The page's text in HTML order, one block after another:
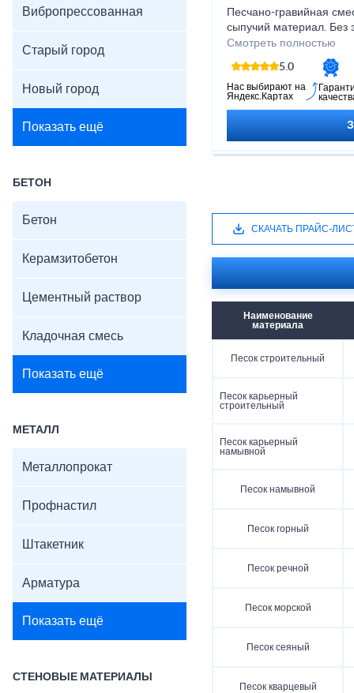
Вибропрессованная
Старый город
Новый город
Показать ещё
БЕТОН
Бетон
Керамзитобетон
Цементный раствор
Кладочная смесь
Показать ещё
МЕТАЛЛ
Металлопрокат
Профнастил
Штакетник
Арматура
Показать ещё
СТЕНОВЫЕ МАТЕРИАЛЫ
Песчано-гравийная
сыпучий материал. Без
один строительный
также с оснований рек,
Смотреть полностью
5.0
Нас выбирают на
Яндекс.Картах
СКАЧАТЬ ПРАЙС-
Наименование
материала
Песок строительный
Песок карьерный
строительный
Песок карьерный
намывной
Песок намывной
Песок горный
Песок речной
Песок морской
Песок сеяный
Песок кварцевый